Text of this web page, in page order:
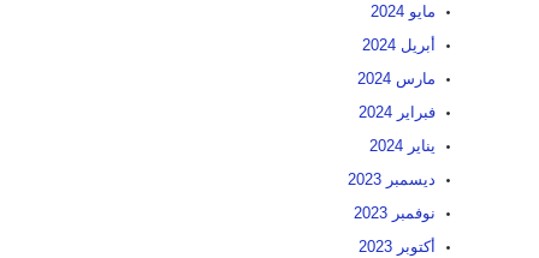
مايو 2024
أبريل 2024
مارس 2024
فبراير 2024
يناير 2024
ديسمبر 2023
نوفمبر 2023
أكتوبر 2023